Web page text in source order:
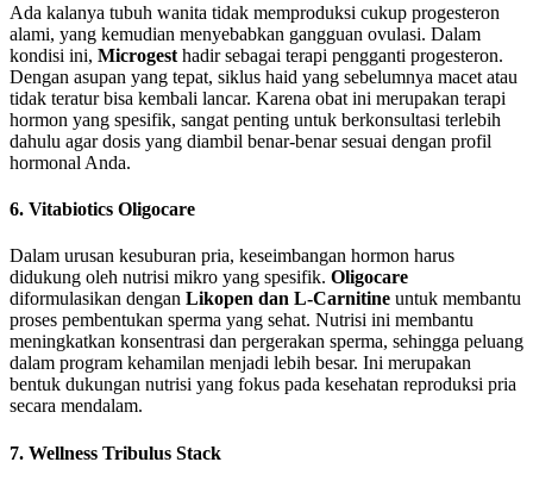
Ada kalanya tubuh wanita tidak memproduksi cukup progesteron
alami, yang kemudian menyebabkan gangguan ovulasi. Dalam
kondisi ini, Microgest hadir sebagai terapi pengganti progesteron.
Dengan asupan yang tepat, siklus haid yang sebelumnya macet atau
tidak teratur bisa kembali lancar. Karena obat ini merupakan terapi
hormon yang spesifik, sangat penting untuk berkonsultasi terlebih
dahulu agar dosis yang diambil benar-benar sesuai dengan profil
hormonal Anda.
6. Vitabiotics Oligocare
Dalam urusan kesuburan pria, keseimbangan hormon harus
didukung oleh nutrisi mikro yang spesifik. Oligocare
diformulasikan dengan Likopen dan L-Carnitine untuk membantu
proses pembentukan sperma yang sehat. Nutrisi ini membantu
meningkatkan konsentrasi dan pergerakan sperma, sehingga peluang
dalam program kehamilan menjadi lebih besar. Ini merupakan
bentuk dukungan nutrisi yang fokus pada kesehatan reproduksi pria
secara mendalam.
7. Wellness Tribulus Stack